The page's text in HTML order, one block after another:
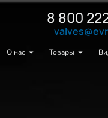
8 800
О нас Товары